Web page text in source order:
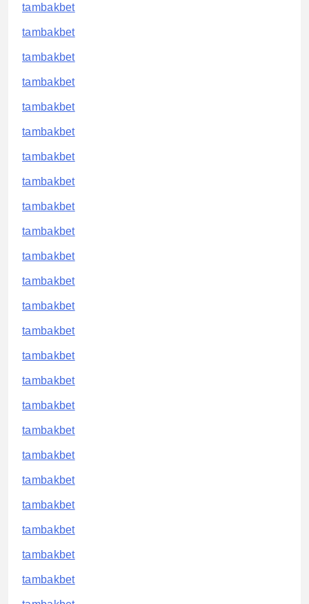
tambakbet
tambakbet
tambakbet
tambakbet
tambakbet
tambakbet
tambakbet
tambakbet
tambakbet
tambakbet
tambakbet
tambakbet
tambakbet
tambakbet
tambakbet
tambakbet
tambakbet
tambakbet
tambakbet
tambakbet
tambakbet
tambakbet
tambakbet
tambakbet